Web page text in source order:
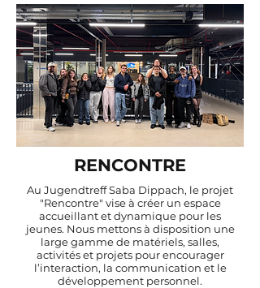
RENCONTRE
Au Jugendtreff Saba Dippach, le projet
"Rencontre" vise à créer un espace
accueillant et dynamique pour les
jeunes. Nous mettons à disposition une
large gamme de matériels, salles,
activités et projets pour encourager
l’interaction, la communication et le
développement personnel.​